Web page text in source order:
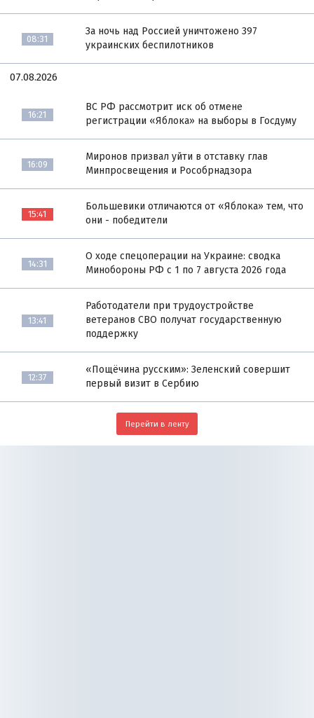
08:31
За ночь над Россией уничтожено 397
украинских беспилотников
07.08.2026
16:21
ВС РФ рассмотрит иск об отмене
регистрации «Яблока» на выборы в Госдуму
16:09
Миронов призвал уйти в отставку глав
Минпросвещения и Рособрнадзора
15:41
Большевики отличаются от «Яблока» тем, что
они - победители
14:31
О ходе спецоперации на Украине: сводка
Минобороны РФ с 1 по 7 августа 2026 года
13:41
Работодатели при трудоустройстве
ветеранов СВО получат государственную
поддержку
12:37
«Пощёчина русским»: Зеленский совершит
первый визит в Сербию
Перейти в ленту